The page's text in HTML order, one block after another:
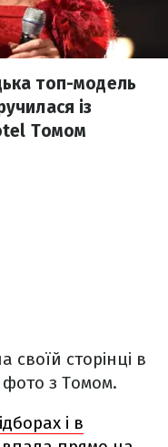
топ-модель
із
Томом
своїй сторінці в
з Томом.
і в